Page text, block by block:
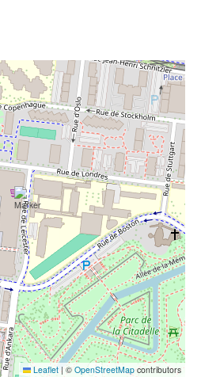
Leaflet | © OpenStreetMapcontributors